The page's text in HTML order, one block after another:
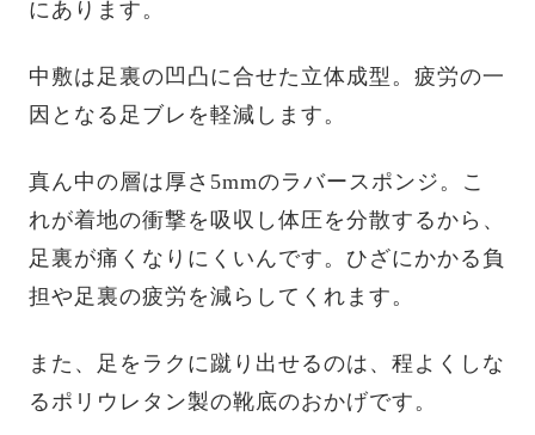
にあります。
中敷は足裏の凹凸に合せた立体成型。疲労の一
因となる足ブレを軽減します。
真ん中の層は厚さ5mmのラバースポンジ。こ
れが着地の衝撃を吸収し体圧を分散するから、
足裏が痛くなりにくいんです。ひざにかかる負
担や足裏の疲労を減らしてくれます。
また、足をラクに蹴り出せるのは、程よくしな
るポリウレタン製の靴底のおかげです。